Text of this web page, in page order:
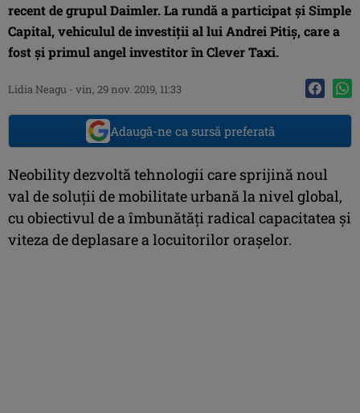
recent de grupul Daimler. La rundă a participat şi Simple
Capital, vehiculul de investiții al lui Andrei Pitiș, care a
fost şi primul angel investitor în Clever Taxi.
Lidia Neagu - vin, 29 nov. 2019, 11:33
Adaugă-ne ca sursă preferată
Neobility dezvoltă tehnologii care sprijină noul
val de soluții de mobilitate urbană la nivel global,
cu obiectivul de a îmbunătăți radical capacitatea şi
viteza de deplasare a locuitorilor oraşelor.